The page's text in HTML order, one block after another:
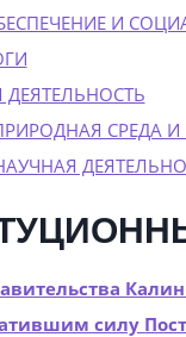
И
СРЕДА И
силу